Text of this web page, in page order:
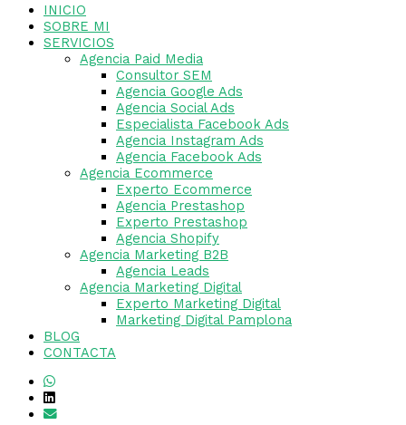
INICIO
SOBRE MI
SERVICIOS
Agencia Paid Media
Consultor SEM
Agencia Google Ads
Agencia Social Ads
Especialista Facebook Ads
Agencia Instagram Ads
Agencia Facebook Ads
Agencia Ecommerce
Experto Ecommerce
Agencia Prestashop
Experto Prestashop
Agencia Shopify
Agencia Marketing B2B
Agencia Leads
Agencia Marketing Digital
Experto Marketing Digital
Marketing Digital Pamplona
BLOG
CONTACTA